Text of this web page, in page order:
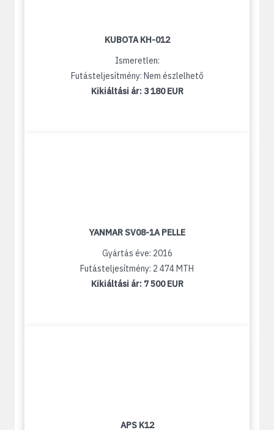
KUBOTA KH-012
Ismeretlen:
Futásteljesítmény: Nem észlelhető
Kikiáltási ár: 3 180 EUR
YANMAR SV08-1A PELLE
Gyártás éve: 2016
Futásteljesítmény: 2 474 MTH
Kikiáltási ár: 7 500 EUR
APS K12